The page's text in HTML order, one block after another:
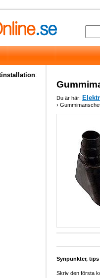
Du är här:
›
Synpunkter,
Skriv den första
: